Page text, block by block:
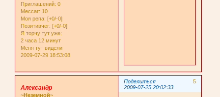
Приглашений: 0
Мессаг: 10
Моя репа: [+0/-0]
Позитивчег: [+0/-0]
Я торчу тут уже:
2 часа 12 минут
Меня тут видели
2009-07-29 18:53:08
Поделиться
5
2009-07-25 20:02:33
Александр
~Неземной~